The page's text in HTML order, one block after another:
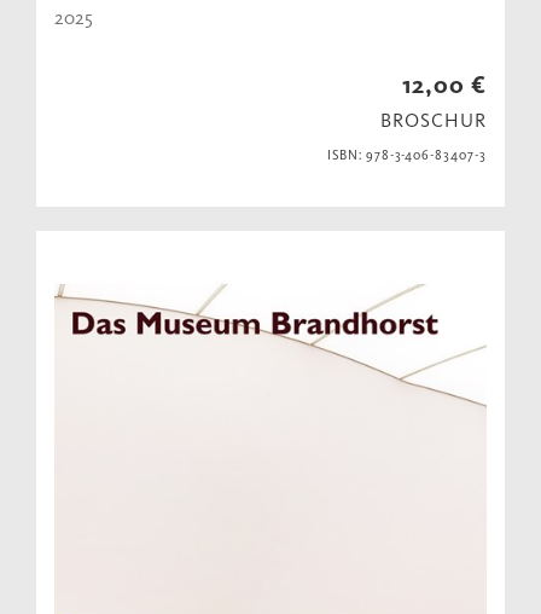
2025
12,00 €
BROSCHUR
ISBN: 978-3-406-83407-3